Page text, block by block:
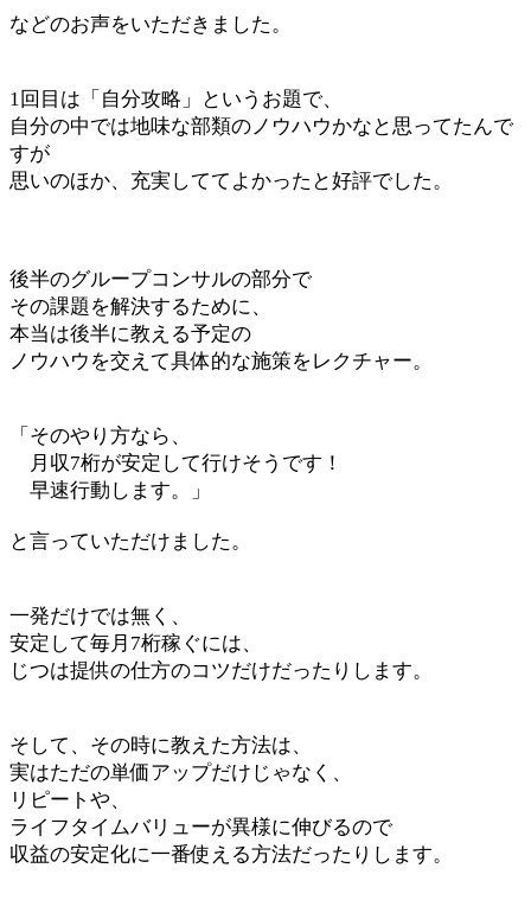
などのお声をいただきました。
1回目は「自分攻略」というお題で、
自分の中では地味な部類のノウハウかなと思ってたんで
すが
思いのほか、充実しててよかったと好評でした。
後半のグループコンサルの部分で
その課題を解決するために、
本当は後半に教える予定の
ノウハウを交えて具体的な施策をレクチャー。
「そのやり方なら、
月収7桁が安定して行けそうです！
早速行動します。」
と言っていただけました。
一発だけでは無く、
安定して毎月7桁稼ぐには、
じつは提供の仕方のコツだけだったりします。
そして、その時に教えた方法は、
実はただの単価アップだけじゃなく、
リピートや、
ライフタイムバリューが異様に伸びるので
収益の安定化に一番使える方法だったりします。